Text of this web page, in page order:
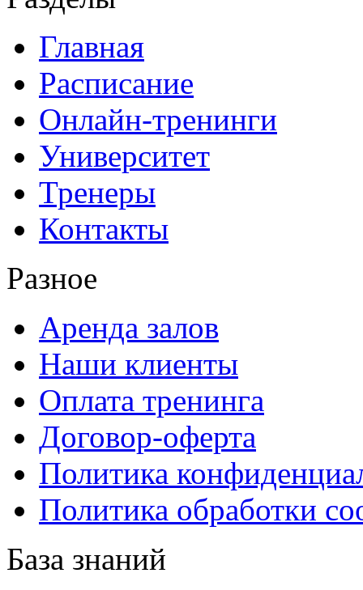
Главная
Расписание
Онлайн-тренинги
Университет
Тренеры
Контакты
Разное
Аренда залов
Наши клиенты
Оплата тренинга
Договор-оферта
Политика
Политика обработки
База знаний